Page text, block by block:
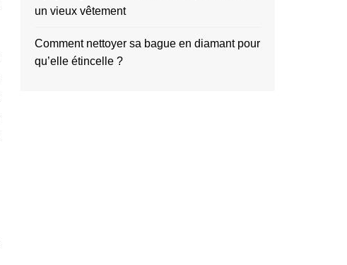
un vieux vêtement
Comment nettoyer sa bague en diamant pour
qu’elle étincelle ?